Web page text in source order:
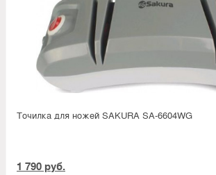
Точилка для ножей SAKURA SA-6604WG
1 790 руб.